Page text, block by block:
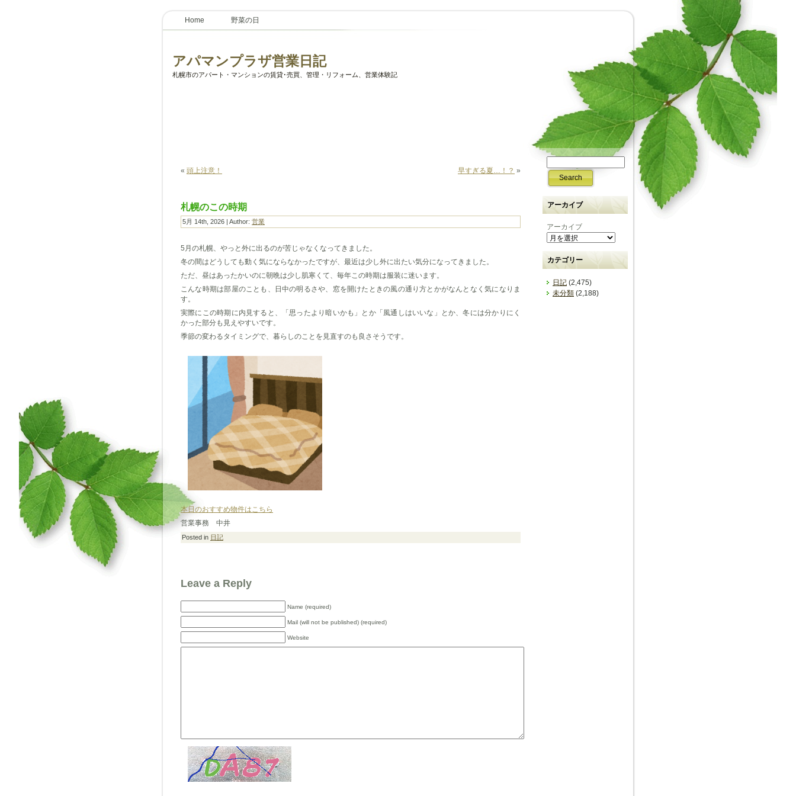
Home 野菜の日
アパマンプラザ営業日記
札幌市のアパート・マンションの賃貸･売買、管理・リフォーム、営業体験記
« 頭上注意！ 早すぎる夏…！？ »
札幌のこの時期
5月 14th, 2026 | Author: 営業
5月の札幌、やっと外に出るのが苦じゃなくなってきました。
冬の間はどうしても動く気にならなかったですが、最近は少し外に出たい気分になってきました。
ただ、昼はあったかいのに朝晩は少し肌寒くて、毎年この時期は服装に迷います。
こんな時期は部屋のことも、日中の明るさや、窓を開けたときの風の通り方とかがなんとなく気になりま
す。
実際にこの時期に内見すると、「思ったより暗いかも」とか「風通しはいいな」とか、冬には分かりにく
かった部分も見えやすいです。
季節の変わるタイミングで、暮らしのことを見直すのも良さそうです。
本日のおすすめ物件はこちら
営業事務 中井
Posted in 日記
Leave a Reply
Name (required)
Mail (will not be published) (required)
Website
アーカイブ
アーカイブ
カテゴリー
日記 (2,475)
未分類 (2,188)